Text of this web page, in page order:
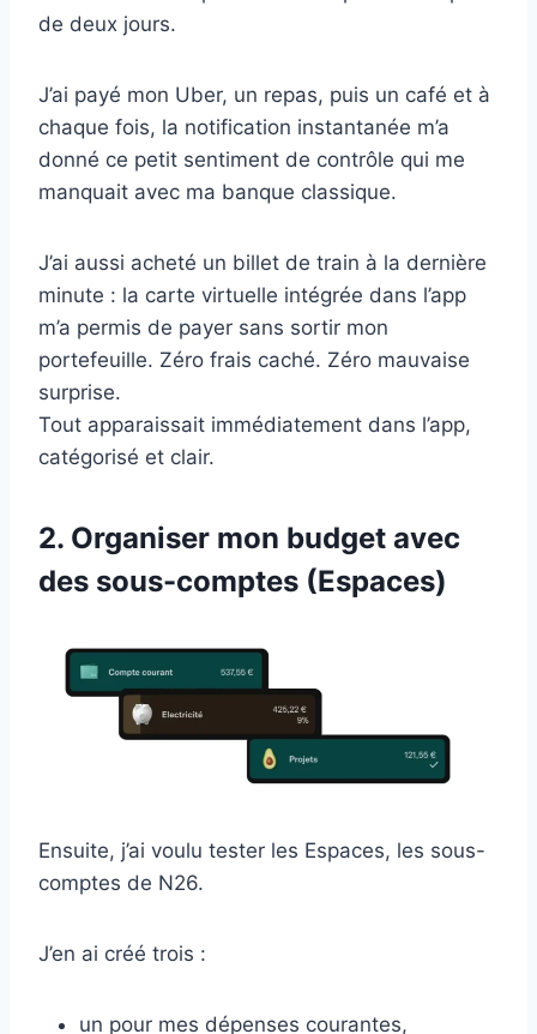
de deux jours.
J’ai payé mon Uber, un repas, puis un café et à
chaque fois, la notification instantanée m’a
donné ce petit sentiment de contrôle qui me
manquait avec ma banque classique.
J’ai aussi acheté un billet de train à la dernière
minute : la carte virtuelle intégrée dans l’app
m’a permis de payer sans sortir mon
portefeuille. Zéro frais caché. Zéro mauvaise
surprise.
Tout apparaissait immédiatement dans l’app,
catégorisé et clair.
2. Organiser mon budget avec
des sous-comptes (Espaces)
Ensuite, j’ai voulu tester les Espaces, les sous-
comptes de N26.
J’en ai créé trois :
un pour mes dépenses courantes,